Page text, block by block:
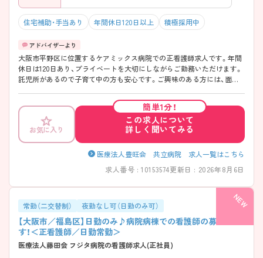
住宅補助・手当あり 年間休日120日以上 積極採用中
大阪市平野区に位置するケアミックス病院での正看護師求人です。年間
休日は120日あり、プライベートを大切にしながらご勤務いただけます。
託児所があるので子育て中の方も安心です。ご興味のある方には、面接
お気に入り
簡単1分！
この求人について
詳しく聞いてみる
医療法人豊旺会 共立病院 求人一覧はこちら
求人番号 : 10153574更新日 : 2026年8月6日
常勤（二交替制） 夜勤なし可（日勤のみ可）
【大阪市／福島区】日勤のみ♪病院病棟での看護師の募集で
す！＜正看護師／日勤常勤＞
医療法人藤田会 フジタ病院の看護師求人(正社員)